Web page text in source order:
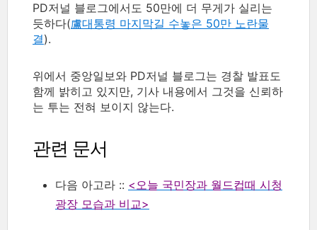
PD저널 블로그에서도 50만에 더 무게가 실리는
듯하다(盧대통령 마지막길 수놓은 50만 노란물
결).
위에서 중앙일보와 PD저널 블로그는 경찰 발표도
함께 밝히고 있지만, 기사 내용에서 그것을 신뢰하
는 투는 전혀 보이지 않는다.
관련 문서
다음 아고라 :: <오늘 국민장과 월드컵때 시청
광장 모습과 비교>